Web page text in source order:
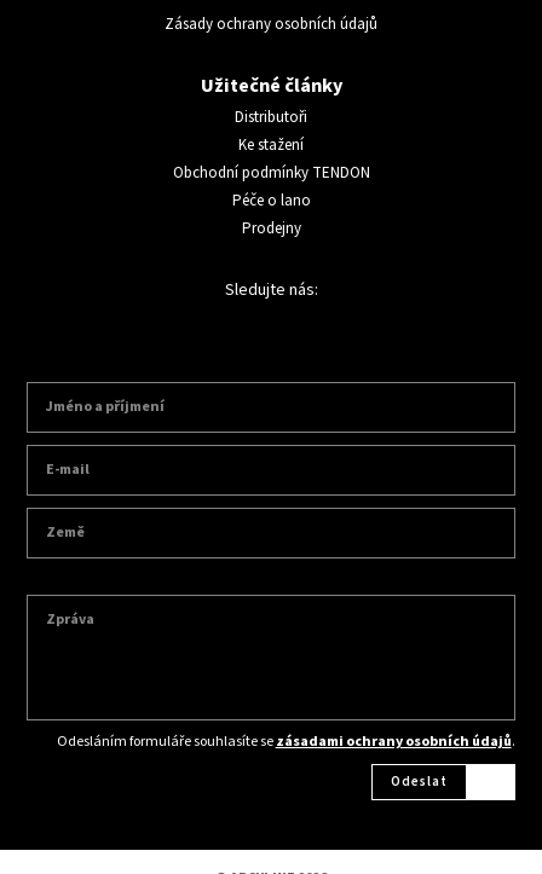
Zásady ochrany osobních údajů
Užitečné články
Distributoři
Ke stažení
Obchodní podmínky TENDON
Péče o lano
Prodejny
Sledujte nás:
Odesláním formuláře souhlasíte sezásadami ochrany osobních údajů.
Odeslat